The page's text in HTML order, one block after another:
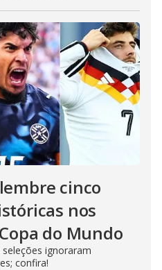
cinco
nos
do Mundo
ignoraram
confira!